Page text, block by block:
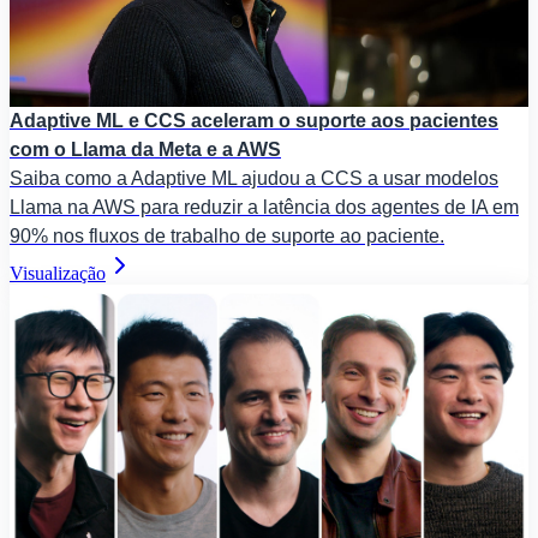
Adaptive ML e CCS aceleram o suporte aos pacientes
com o Llama da Meta e a AWS
Saiba como a Adaptive ML ajudou a CCS a usar modelos
Llama na AWS para reduzir a latência dos agentes de IA em
90% nos fluxos de trabalho de suporte ao paciente.
Visualização